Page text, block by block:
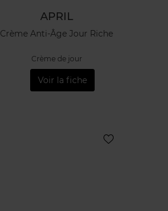
APRIL
Crème Anti-Âge Jour Riche
Crème de jour
Voir la fiche